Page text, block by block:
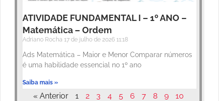
ATIVIDADE FUNDAMENTAL I – 1º ANO –
Matemática – Ordem
Adriano Rocha 17 de julho de 2026 11:18
Ads Matemática – Maior e Menor Comparar números
é uma habilidade essencial no 1º ano
Saiba mais »
« Anterior 1 2 3 4 5 6 7 8 9
10